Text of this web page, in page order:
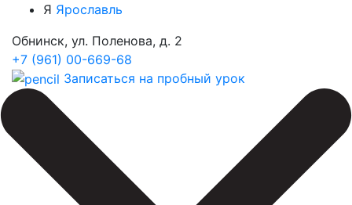
Я Ярославль
Обнинск, ул. Поленова, д. 2
+7 (961) 00-669-68
Записаться на пробный урок